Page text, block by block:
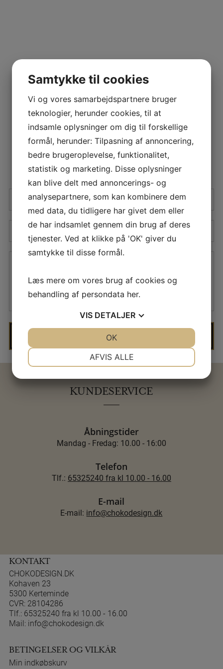
KUNDESERVICE
Åbningstider
Mandag - Fredag: 10.00 - 16:00
Telefon
Tlf.: 65325240 fra kl 10.00 - 16.00
E-mail
E-mail: info@chokodesign.dk
KONTAKT
CHOKODESIGN.DK
Kohaven 23
5300 Kerteminde
CVR: 28104286
Tlf.: 65325240 fra kl 10.00 - 16.00
Mail: info@chokodesign.dk
BETINGELSER OG VILKÅR
Min indkøbskurv
Samtykke til cookies
Vi og vores samarbejdspartnere bruger
teknologier, herunder cookies, til at
indsamle oplysninger om dig til forskellige
formål, herunder: Tilpasning af annoncering,
bedre brugeroplevelse, funktionalitet,
statistik og marketing. Disse oplysninger
kan blive delt med annoncerings- og
analysepartnere, som kan kombinere dem
med data, du tidligere har givet dem eller
de har indsamlet gennem din brug af deres
tjenester. Ved at klikke på 'OK' giver du
samtykke til disse formål.
Læs mere om vores brug af cookies og
behandling af persondata her.
VIS DETALJER
MARKETING STATISTIK
AFVIS ALLE
OK